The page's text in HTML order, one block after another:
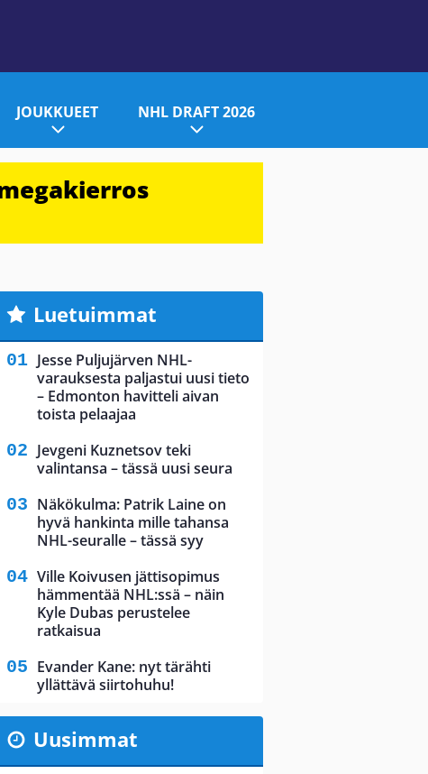
JOUKKUEET NHL DRAFT 2026
Luetuimmat
Jesse Puljujärven NHL-
varauksesta paljastui uusi tieto
– Edmonton havitteli aivan
toista pelaajaa
Jevgeni Kuznetsov teki
valintansa – tässä uusi seura
Näkökulma: Patrik Laine on
hyvä hankinta mille tahansa
NHL-seuralle – tässä syy
Ville Koivusen jättisopimus
hämmentää NHL:ssä – näin
Kyle Dubas perustelee
ratkaisua
Evander Kane: nyt tärähti
yllättävä siirtohuhu!
Uusimmat